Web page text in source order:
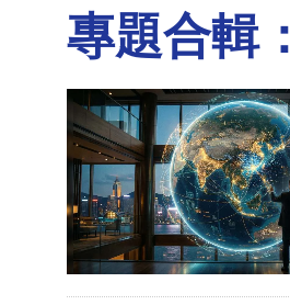
專題合輯：